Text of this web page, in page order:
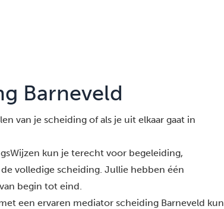
Barneveld
van je scheiding of als je uit elkaar gaat in
kun je terecht voor begeleiding,
volledige scheiding. Jullie hebben één
begin tot eind.
een ervaren mediator scheiding Barneveld kun